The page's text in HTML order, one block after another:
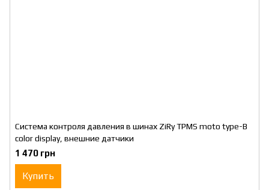
Система контроля давления в шинах ZiRy TPMS moto type-B
color display, внешние датчики
1 470 грн
Купить